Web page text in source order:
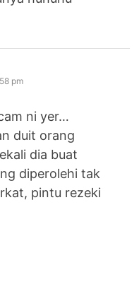
pm
ni yer…
duit orang
dia buat
diperolehi tak
pintu rezeki